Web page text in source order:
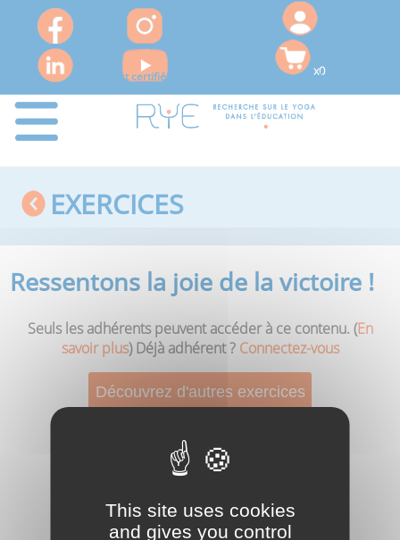
x0
Le RYE est certifié QUALIOPI pour ses actions de formation
EXERCICES
Ressentons la joie de la victoire !
Seuls les adhérents peuvent accéder à ce contenu. (En
savoir plus) Déjà adhérent ? Connectez-vous
This site uses cookies
and gives you control